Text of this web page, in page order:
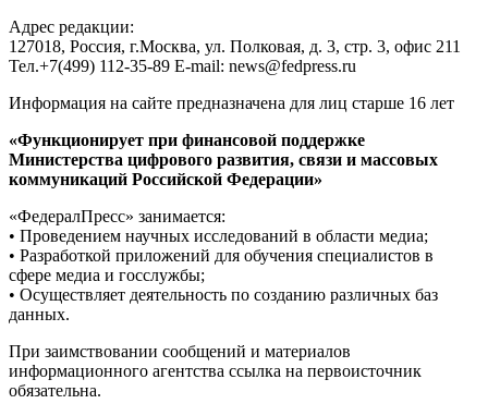
Адрес редакции:
127018, Россия, г.Москва, ул. Полковая, д. 3, стр. 3, офис 211
Тел.+7(499) 112-35-89 E-mail: news@fedpress.ru
Информация на сайте предназначена для лиц старше 16 лет
«Функционирует при финансовой поддержке
Министерства цифрового развития, связи и массовых
коммуникаций Российской Федерации»
«ФедералПресс» занимается:
• Проведением научных исследований в области медиа;
• Разработкой приложений для обучения специалистов в
сфере медиа и госслужбы;
• Осуществляет деятельность по созданию различных баз
данных.
При заимствовании сообщений и материалов
информационного агентства ссылка на первоисточник
обязательна.